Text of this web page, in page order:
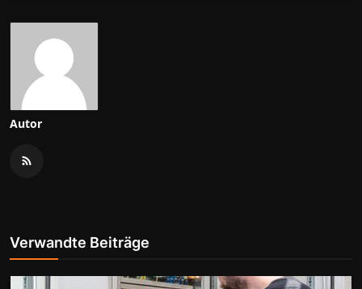
Autor
Verwandte Beiträge